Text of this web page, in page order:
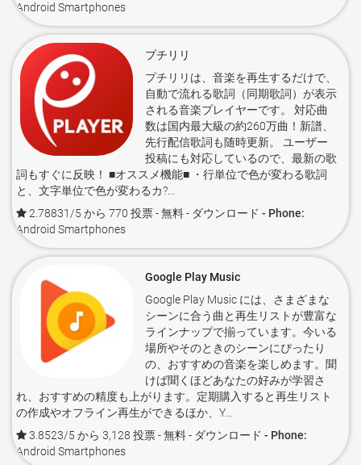
Android Smartphones
プチリリ
プチリリは、音楽を再生するだけで、
自動で流れる歌詞（同期歌詞）が表示
される音楽プレイヤーです。 対応曲
数は国内最大級の約260万曲！新譜、
先行配信歌詞も随時更新。 ユーザー
投稿にも対応しているので、最新の歌
詞もすぐに反映！ ■オススメ機能■ ・行単位で色が変わる歌詞
と、文字単位で色が変わるカ?...
2.78831/5 から 770 投票- 無料 - ダウンロード - Phone:
Android Smartphones
Google Play Music
Google Play Music には、さまざまな
シーンに合う曲と再生リストが豊富な
ラインナップで揃っています。今いる
場所やそのときのシーンにぴったり
の、おすすめの音楽を楽しめます。聞
けば聞くほどあなたの好みが学習さ
れ、おすすめの精度も上がります。定期購入すると再生リスト
の作成やオフライン再生ができるほか、Y...
3.8523/5 から 3,128 投票- 無料 - ダウンロード - Phone:
Android Smartphones